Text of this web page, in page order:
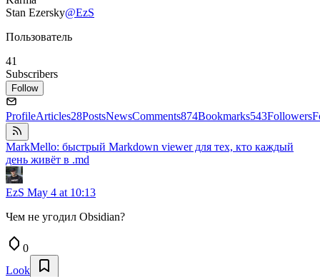
Stan Ezersky@EzS
Пользователь
41
Subscribers
Follow
ProfileArticles28PostsNewsComments874Bookmarks543Followers
MarkMello: быстрый Markdown viewer для тех, кто каждый
день живёт в .md
EzS May 4 at 10:13
Чем не угодил Obsidian?
0
Look